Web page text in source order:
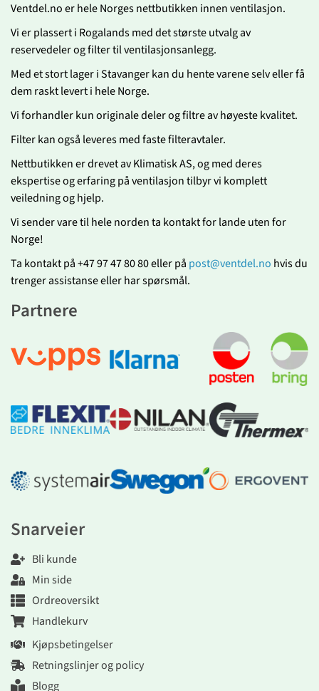
Ventdel.no er hele Norges nettbutikken innen ventilasjon.
Vi er plassert i Rogalands med det største utvalg av
reservedeler og filter til ventilasjonsanlegg.
Med et stort lager i Stavanger kan du hente varene selv eller få
dem raskt levert i hele Norge.
Vi forhandler kun originale deler og filtre av høyeste kvalitet.
Filter kan også leveres med faste filteravtaler.
Nettbutikken er drevet av Klimatisk AS, og med deres
ekspertise og erfaring på ventilasjon tilbyr vi komplett
veiledning og hjelp.
Vi sender vare til hele norden ta kontakt for lande uten for
Norge!
Ta kontakt på +47 97 47 80 80 eller på post@ventdel.no hvis du
trenger assistanse eller har spørsmål.
Partnere
Snarveier
Bli kunde
Min side
Ordreoversikt
Handlekurv
Kjøpsbetingelser
Retningslinjer og policy
Blogg